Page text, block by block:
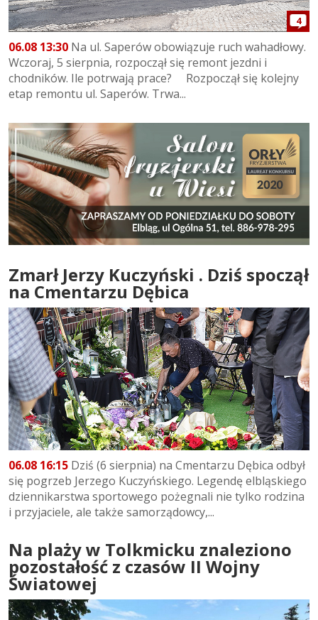
4
06.08 13:30 Na ul. Saperów obowiązuje ruch wahadłowy.
Wczoraj, 5 sierpnia, rozpoczął się remont jezdni i
chodników. Ile potrwają prace? Rozpoczął się kolejny
etap remontu ul. Saperów. Trwa...
Zmarł Jerzy Kuczyński . Dziś spoczął
na Cmentarzu Dębica
06.08 16:15 Dziś (6 sierpnia) na Cmentarzu Dębica odbył
się pogrzeb Jerzego Kuczyńskiego. Legendę elbląskiego
dziennikarstwa sportowego pożegnali nie tylko rodzina
i przyjaciele, ale także samorządowcy,...
Na plaży w Tolkmicku znaleziono
pozostałość z czasów II Wojny
Światowej